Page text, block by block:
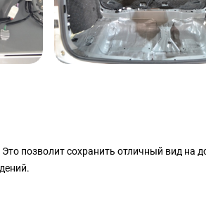
позволит сохранить отличный вид